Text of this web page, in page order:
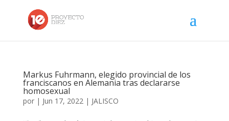
Markus Fuhrmann, elegido provincial de los
franciscanos en Alemania tras declararse
homosexual
por | Jun 17, 2022| JALISCO